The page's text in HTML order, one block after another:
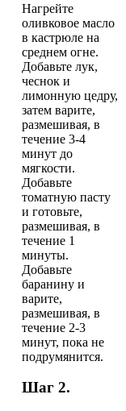
Нагрейте
оливковое масло
в кастрюле на
среднем огне.
Добавьте лук,
чеснок и
лимонную цедру,
затем варите,
размешивая, в
течение 3-4
минут до
мягкости.
Добавьте
томатную пасту
и готовьте,
размешивая, в
течение 1
минуты.
Добавьте
баранину и
варите,
размешивая, в
течение 2-3
минут, пока не
подрумянится.
Шаг 2.